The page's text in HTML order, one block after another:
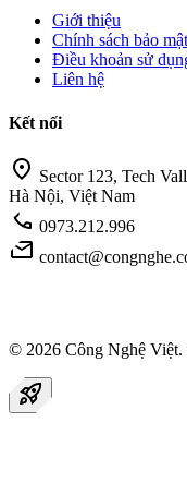
Giới thiệu
Chính sách bảo mật
Điều khoản sử
Liên hệ
Kết nối
location_on Sector 123, Tech
Hà Nội, Việt Nam
call 0973.212.996
mail
© 2026 Công Nghệ Việt.
rocket_launch